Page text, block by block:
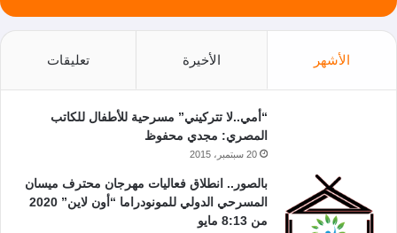
الأشهر الأخيرة تعليقات
“أمي..لا تتركيني” مسرحية للأطفال للكاتب
المصري: مجدي محفوظ
20 سبتمبر، 2015
بالصور.. انطلاق فعاليات مهرجان محترف ميسان
المسرحي الدولي للمونودراما “أون لاين” 2020
من 8:13 مايو